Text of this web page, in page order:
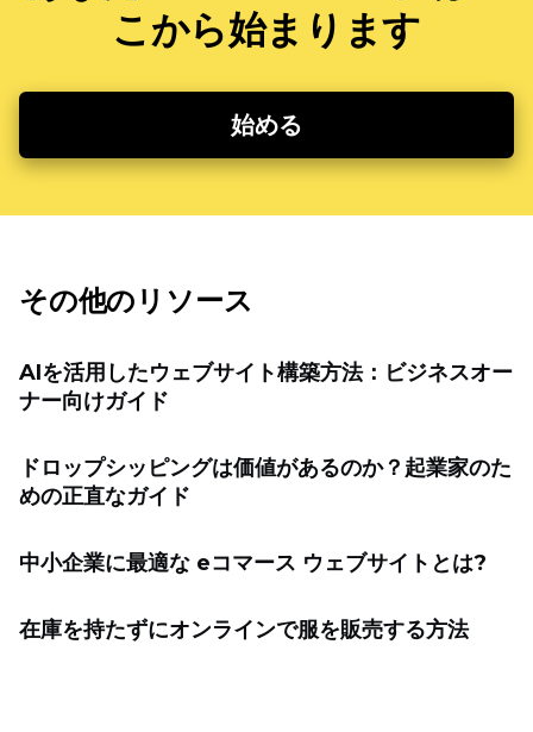
こから始まります
始める
その他のリソース
AIを活用したウェブサイト構築方法：ビジネスオー
ナー向けガイド
ドロップシッピングは価値があるのか？起業家のた
めの正直なガイド
中小企業に最適な eコマース ウェブサイトとは?
在庫を持たずにオンラインで服を販売する方法